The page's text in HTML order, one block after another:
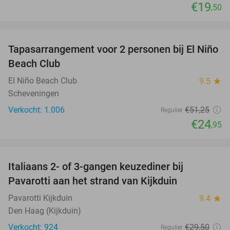
€19,50
51%
Tapasarrangement voor 2 personen bij El Niño
Beach Club
El Niño Beach Club 9.5 star
Scheveningen
Verkocht: 1.006
Regulier €51,25
€24,95
Italiaans 2- of 3-gangen keuzediner bij
Pavarotti aan het strand van Kijkduin
Pavarotti Kijkduin 9.4 star
Den Haag (Kijkduin)
Verkocht: 924
Regulier €29,50